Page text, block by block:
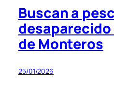
Buscan a
desaparecido
de Monteros
25/01/2026